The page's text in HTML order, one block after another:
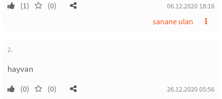
(1) (0) 06.12.2020 18:16
sanane ulan
2.
hayvan
(0) (0) 26.12.2020 05:56